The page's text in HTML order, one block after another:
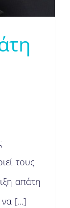
τους
απάτη
να [...]